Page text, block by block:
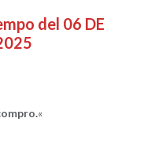
del 06 DE
«